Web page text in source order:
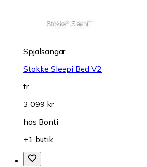
Spjälsängar
Stokke Sleepi Bed V2
fr.
3 099 kr
hos Bonti
+1 butik